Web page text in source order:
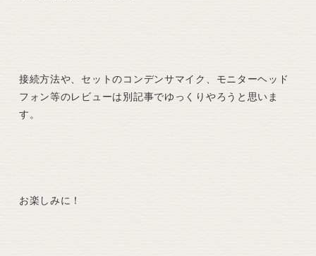
接続方法や、セットのコンデンサマイク、モニターヘッド
フォン等のレビューは別記事でゆっくりやろうと思いま
す。
お楽しみに！